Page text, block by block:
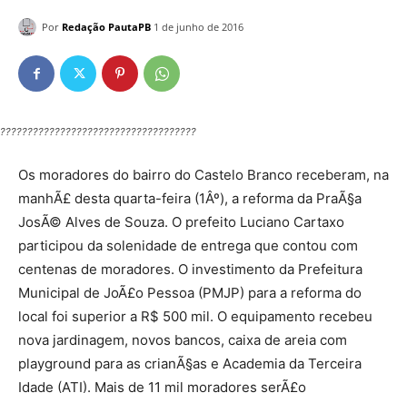
Por Redação PautaPB 1 de junho de 2016
????????????????????????????????????
Os moradores do bairro do Castelo Branco receberam, na
manhÃ£ desta quarta-feira (1Âº), a reforma da PraÃ§a
JosÃ© Alves de Souza. O prefeito Luciano Cartaxo
participou da solenidade de entrega que contou com
centenas de moradores. O investimento da Prefeitura
Municipal de JoÃ£o Pessoa (PMJP) para a reforma do
local foi superior a R$ 500 mil. O equipamento recebeu
nova jardinagem, novos bancos, caixa de areia com
playground para as crianÃ§as e Academia da Terceira
Idade (ATI). Mais de 11 mil moradores serÃ£o